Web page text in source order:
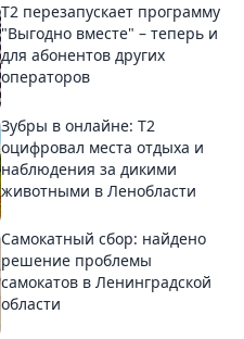
Т2 перезапускает программу
"Выгодно вместе" – теперь и
для абонентов других
операторов
Зубры в онлайне: Т2
оцифровал места отдыха и
наблюдения за дикими
животными в Ленобласти
Самокатный сбор: найдено
решение проблемы
самокатов в Ленинградской
области